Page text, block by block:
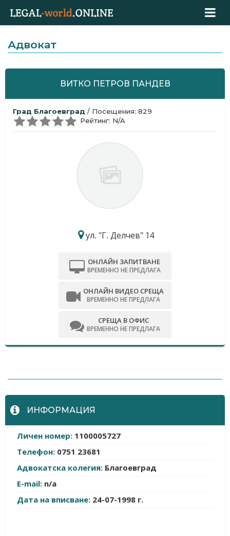
Адвокат
ВИТКО ПЕТРОВ ПАНДЕВ
Град Благоевград / Посещения: 829
Рейтинг: N/A
ул. "Г. Делчев" 14
ОНЛАЙН ЗАПИТВАНЕ
ВРЕМЕННО НЕ ПРЕДЛАГА
ОНЛАЙН ВИДЕО СРЕЩА
ВРЕМЕННО НЕ ПРЕДЛАГА
СРЕЩА В ОФИС
ВРЕМЕННО НЕ ПРЕДЛАГА
ИНФОРМАЦИЯ
Личен номер: 1100005727
Телефон: 0751 23681
Адвокатска колегия: Благоевград
E-mail: n/a
Дата на вписване: 24-07-1998 г.